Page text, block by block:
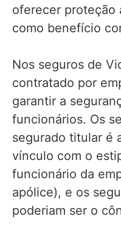
oferecer proteção
como benefício
Nos seguros de
contratado por
garantir a
funcionários. Os
segurado titular é
vínculo com o
funcionário da
apólice), e os
poderiam ser o